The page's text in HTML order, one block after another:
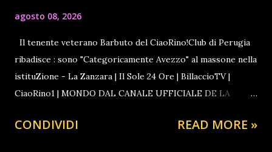
agosto 08, 2026
Il tenente veterano Barbuto del CiaoRino!Club di Perugia
ribadisce : sono "Categoricamente Avezzo" al massone nella
istituZione - La Zanzara | Il Sole 24 Ore | BillaccioTV |
CiaoRino1 | MONDO DAL CANALE UFFICIALE DE LA
SETTIMANA PRIMA GUARDA ANCHE IL FILM SULLA
CONDIVIDI READ MORE »